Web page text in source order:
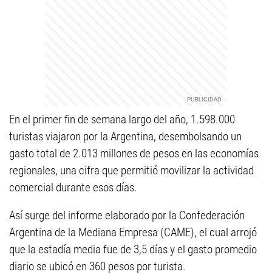
En el primer fin de semana largo del año, 1.598.000
turistas viajaron por la Argentina, desembolsando un
gasto total de 2.013 millones de pesos en las economías
regionales, una cifra que permitió movilizar la actividad
comercial durante esos días.
Así surge del informe elaborado por la Confederación
Argentina de la Mediana Empresa (CAME), el cual arrojó
que la estadía media fue de 3,5 días y el gasto promedio
diario se ubicó en 360 pesos por turista.